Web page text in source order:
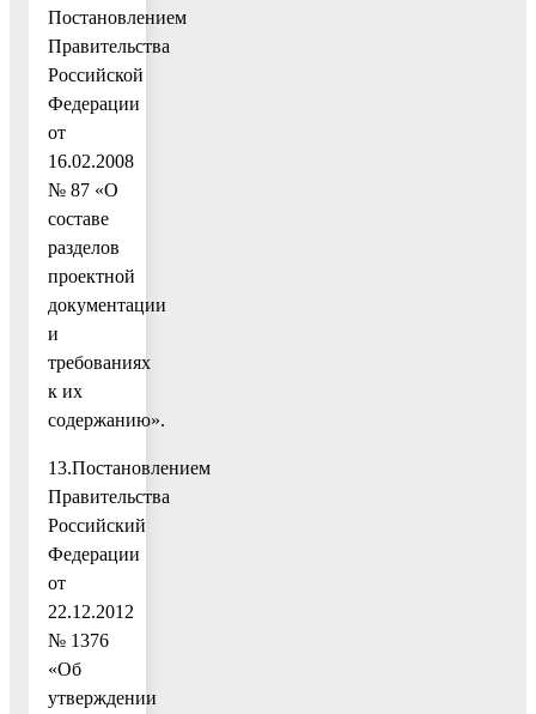
Постановлением
Правительства
Российской
Федерации
от
16.02.2008
№ 87 «О
составе
разделов
проектной
документации
и
требованиях
к их
содержанию».
13.Постановлением
Правительства
Российский
Федерации
от
22.12.2012
№ 1376
«Об
утверждении